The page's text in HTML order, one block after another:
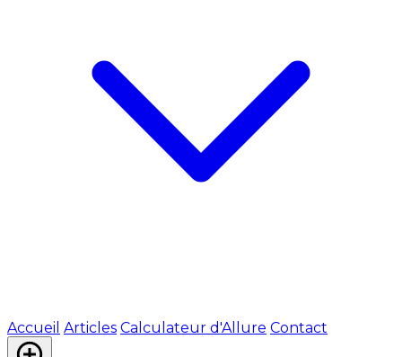
Accueil Articles Calculateur d'Allure Contact